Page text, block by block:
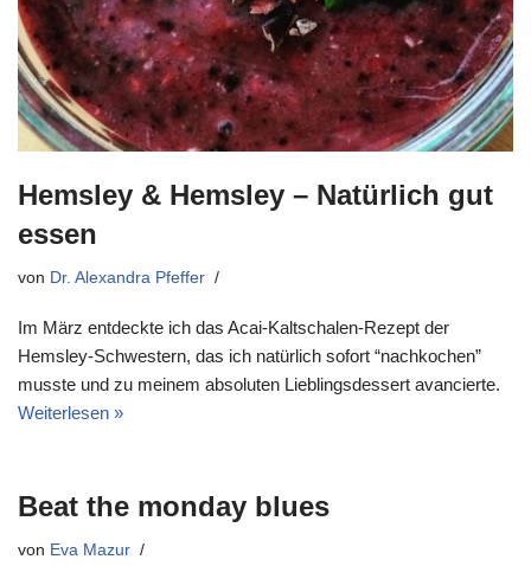
Hemsley & Hemsley – Natürlich gut
essen
von Dr. Alexandra Pfeffer
Im März entdeckte ich das Acai-Kaltschalen-Rezept der
Hemsley-Schwestern, das ich natürlich sofort “nachkochen”
musste und zu meinem absoluten Lieblingsdessert avancierte.
Weiterlesen »
Beat the monday blues
von Eva Mazur